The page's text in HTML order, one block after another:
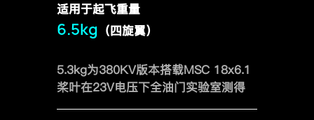
适用于起飞重量
6.5kg （四旋翼）
5.3kg为380KV版本搭载MSC 18x6.1
桨叶在23V电压下全油门实验室测得